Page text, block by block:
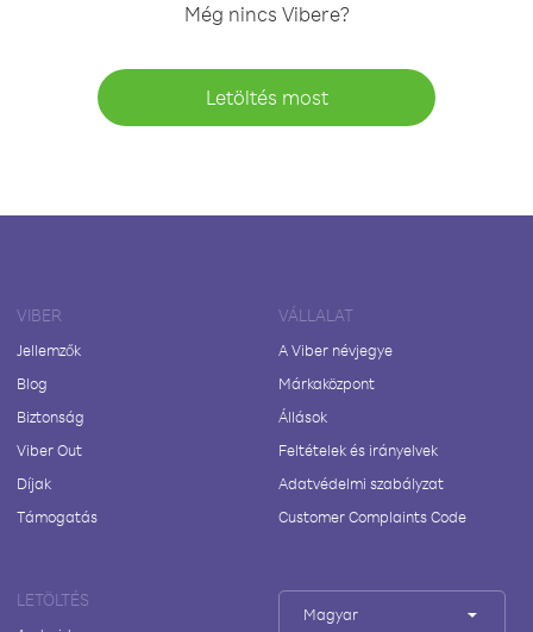
Még nincs Vibere?
Letöltés most
VIBER
Jellemzők
Blog
Biztonság
Viber Out
Díjak
Támogatás
VÁLLALAT
A Viber névjegye
Márkaközpont
Állások
Feltételek és irányelvek
Adatvédelmi szabályzat
Customer Complaints Code
LETÖLTÉS
Magyar